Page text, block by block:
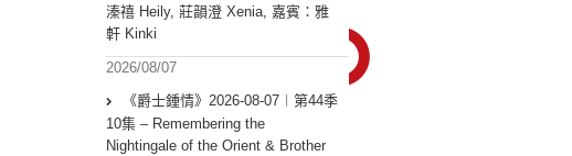
溱禧 Heily, 莊韻澄 Xenia, 嘉賓：雅
軒 Kinki
2026/08/07
《爵士鍾情》2026-08-07︱第44季
10集 – Remembering the
Nightingale of the Orient & Brother